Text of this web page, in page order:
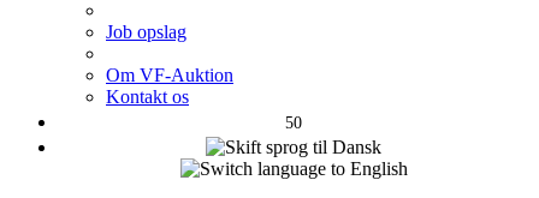
Job opslag
Om VF-Auktion
Kontakt os
50